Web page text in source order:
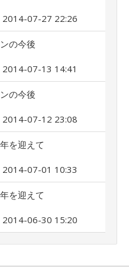
2014-07-27 22:26
の今後
2014-07-13 14:41
の今後
2014-07-12 23:08
を迎えて
2014-07-01 10:33
を迎えて
2014-06-30 15:20